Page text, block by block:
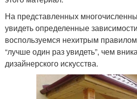
На представленных
увидеть определенные
воспользуемся нехитрым
“лучше один раз увидеть”, чем
дизайнерского искусства.